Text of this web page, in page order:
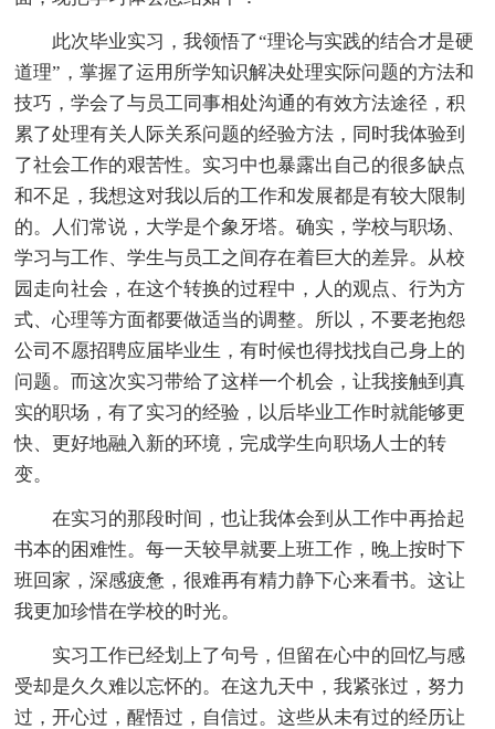
此次毕业实习，我领悟了“理论与实践的结合才是硬
道理”，掌握了运用所学知识解决处理实际问题的方法和
技巧，学会了与员工同事相处沟通的有效方法途径，积
累了处理有关人际关系问题的经验方法，同时我体验到
了社会工作的艰苦性。实习中也暴露出自己的很多缺点
和不足，我想这对我以后的工作和发展都是有较大限制
的。人们常说，大学是个象牙塔。确实，学校与职场、
学习与工作、学生与员工之间存在着巨大的差异。从校
园走向社会，在这个转换的过程中，人的观点、行为方
式、心理等方面都要做适当的调整。所以，不要老抱怨
公司不愿招聘应届毕业生，有时候也得找找自己身上的
问题。而这次实习带给了这样一个机会，让我接触到真
实的职场，有了实习的经验，以后毕业工作时就能够更
快、更好地融入新的环境，完成学生向职场人士的转
变。
在实习的那段时间，也让我体会到从工作中再拾起
书本的困难性。每一天较早就要上班工作，晚上按时下
班回家，深感疲惫，很难再有精力静下心来看书。这让
我更加珍惜在学校的时光。
实习工作已经划上了句号，但留在心中的回忆与感
受却是久久难以忘怀的。在这九天中，我紧张过，努力
过，开心过，醒悟过，自信过。这些从未有过的经历让